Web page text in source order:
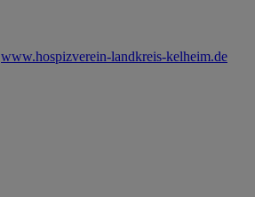
www.hospizverein-landkreis-kelheim.de